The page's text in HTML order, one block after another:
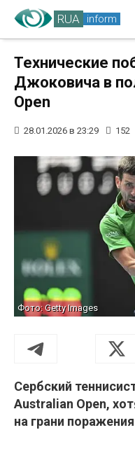
RUA inform
Технические
Джоковича в
Open
28.01.2026 в 23:29 152
Фото: Getty Images
Сербский
Australian Open,
на грани поражения